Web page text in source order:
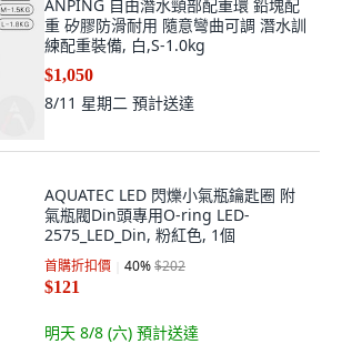
ANPING 自由潛水頸部配重環 鉛塊配
重 矽膠防滑耐用 隨意彎曲可調 潛水訓
練配重裝備, 白,S-1.0kg
$1,050
8/11 星期二 預計送達
AQUATEC LED 閃爍小氣瓶鑰匙圈 附
氣瓶閥Din頭專用O-ring LED-
2575_LED_Din, 粉紅色, 1個
首購折扣價 40%$202
$121
明天 8/8 (六) 預計送達